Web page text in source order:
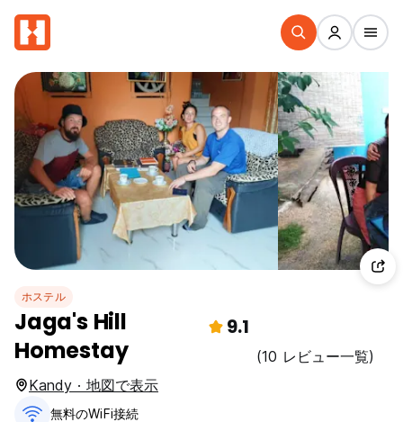
ホステル
Jaga's Hill
Homestay
9.1
(10 レビュー一覧)
Kandy · 地図で表示
無料のWiFi接続